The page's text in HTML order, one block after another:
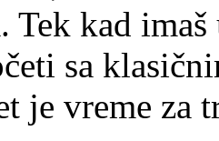
Tek kad
sa
je vreme za